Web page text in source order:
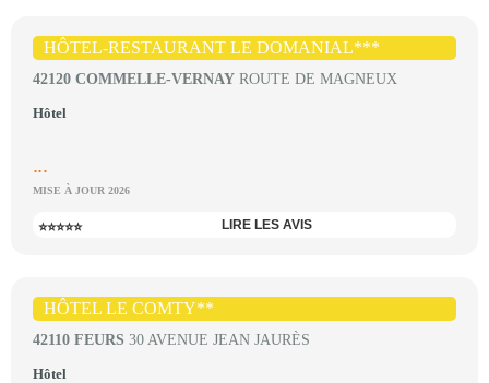
HÔTEL-RESTAURANT LE DOMANIAL***
42120 COMMELLE-VERNAY ROUTE DE MAGNEUX
Hôtel
...
MISE À JOUR 2026
⭐⭐⭐⭐⭐ LIRE LES AVIS
HÔTEL LE COMTY**
42110 FEURS 30 AVENUE JEAN JAURÈS
Hôtel